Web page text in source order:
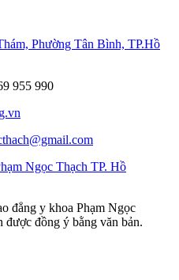
Phường Tân Bình, TP.Hồ
955 990
Ngọc Thạch TP. Hồ
đẳng y khoa Phạm Ngọc
được đồng ý bằng văn bản.